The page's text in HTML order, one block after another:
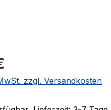
zzgl. Versandkosten